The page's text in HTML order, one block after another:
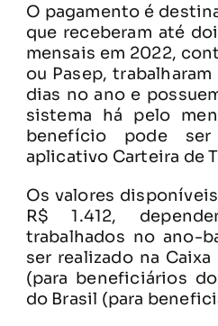
O pagamento é
que receberam até
mensais em 2022,
ou Pasep,
dias no ano e
sistema há pelo
benefício pode
aplicativo Carteira de
Os valores
R$ 1.412,
trabalhados no ano-
ser realizado na
(para beneficiários
do Brasil (para